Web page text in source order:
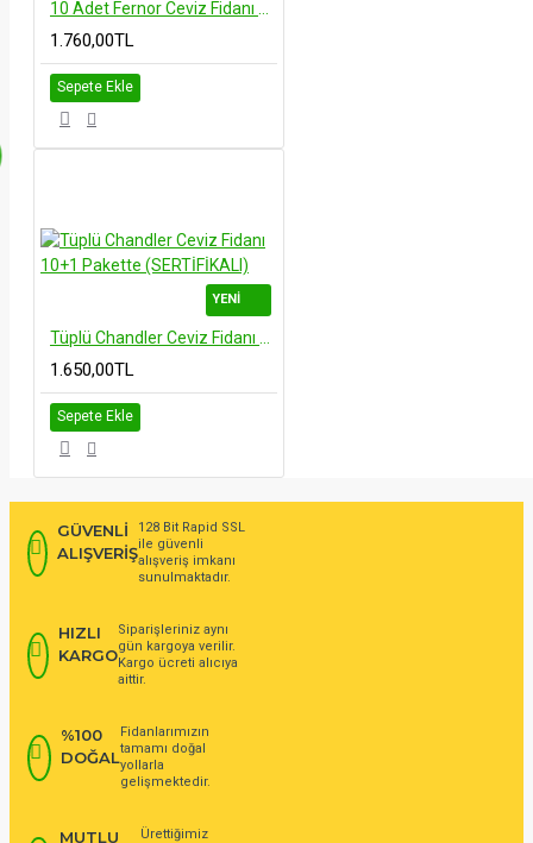
1.760,00TL
Sepete Ekle
YENI
1.650,00TL
Sepete Ekle
GÜVENLİ
ALIŞVERİŞ
128 Bit Rapid SSL
ile güvenli
alışveriş imkanı
sunulmaktadır.
HIZLI
KARGO
Siparişleriniz aynı
gün kargoya verilir.
Kargo ücreti alıcıya
aittir.
%100
DOĞAL
Fidanlarımızın
tamamı doğal
yollarla
gelişmektedir.
MUTLU
Ürettiğimiz